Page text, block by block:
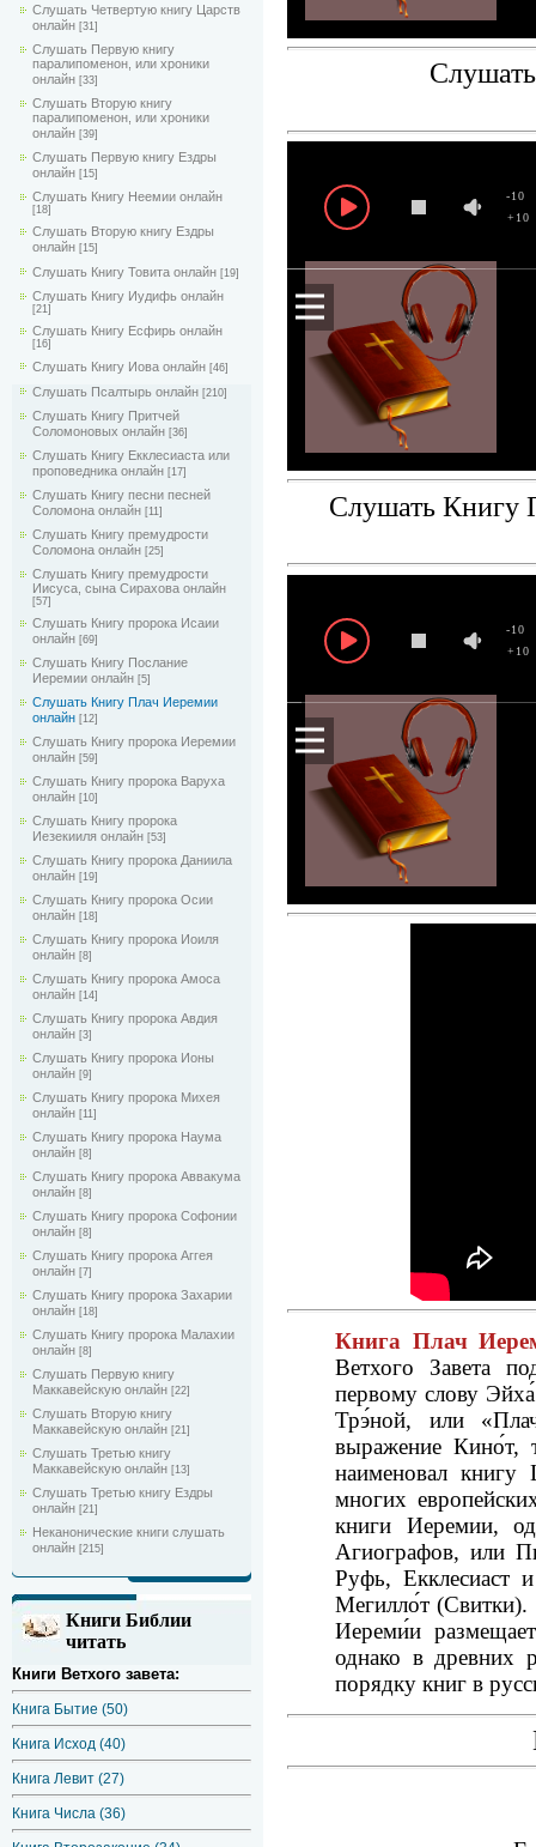
Слушать Четвертую книгу Царств
онлайн [31]
Слушать Первую книгу
паралипоменон, или хроники
онлайн [33]
Слушать Вторую книгу
паралипоменон, или хроники
онлайн [39]
Слушать Первую книгу Ездры
онлайн [15]
Слушать Книгу Неемии онлайн
[18]
Слушать Вторую книгу Ездры
онлайн [15]
Слушать Книгу Товита онлайн [19]
Слушать Книгу Иудифь онлайн
[21]
Слушать Книгу Есфирь онлайн
[16]
Слушать Книгу Иова онлайн [46]
Слушать Псалтырь онлайн [210]
Слушать Книгу Притчей
Соломоновых онлайн [36]
Слушать Книгу Екклесиаста или
проповедника онлайн [17]
Слушать Книгу песни песней
Соломона онлайн [11]
Слушать Книгу премудрости
Соломона онлайн [25]
Слушать Книгу премудрости
Иисуса, сына Сирахова онлайн
[57]
Слушать Книгу пророка Исаии
онлайн [69]
Слушать Книгу Послание
Иеремии онлайн [5]
Слушать Книгу Плач Иеремии
онлайн [12]
Слушать Книгу пророка Иеремии
онлайн [59]
Слушать Книгу пророка Варуха
онлайн [10]
Слушать Книгу пророка
Иезекииля онлайн [53]
Слушать Книгу пророка Даниила
онлайн [19]
Слушать Книгу пророка Осии
онлайн [18]
Слушать Книгу пророка Иоиля
онлайн [8]
Слушать Книгу пророка Амоса
онлайн [14]
Слушать Книгу пророка Авдия
онлайн [3]
Слушать Книгу пророка Ионы
онлайн [9]
Слушать Книгу пророка Михея
онлайн [11]
Слушать Книгу пророка Наума
онлайн [8]
Слушать Книгу пророка Аввакума
онлайн [8]
Слушать Книгу пророка Софонии
онлайн [8]
Слушать Книгу пророка Аггея
онлайн [7]
Слушать Книгу пророка Захарии
онлайн [18]
Слушать Книгу пророка Малахии
онлайн [8]
Слушать Первую книгу
Маккавейскую онлайн [22]
Слушать Вторую книгу
Маккавейскую онлайн [21]
Слушать Третью книгу
Маккавейскую онлайн [13]
Слушать Третью книгу Ездры
онлайн [21]
Неканонические книги слушать
онлайн [215]
Книги Библии
читать
Книги Ветхого завета:
Книга Бытие (50)
Книга Исход (40)
Книга Левит (27)
Книга Числа (36)
+10
-10
Слушать Книгу
+10
-10
Книга Плач
Ветхого Завета
первому слову
Трэ́ной, или
выражение Кино́т,
наименовал книгу
многих
книги Иеремии,
Агиографов, или
Руфь, Екклесиаст
Мегилло́т
Иереми́и
однако в древних
порядку книг в